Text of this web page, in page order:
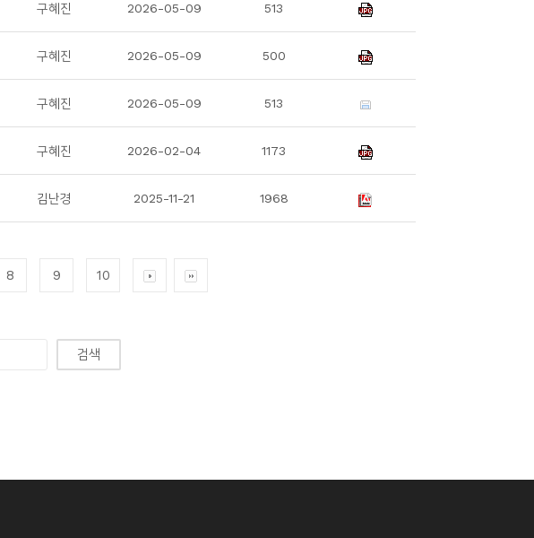
구혜진 2026-05-09 513
구혜진 2026-05-09 500
구혜진 2026-05-09 513
구혜진 2026-02-04 1173
김난경 2025-11-21 1968
8 9 10